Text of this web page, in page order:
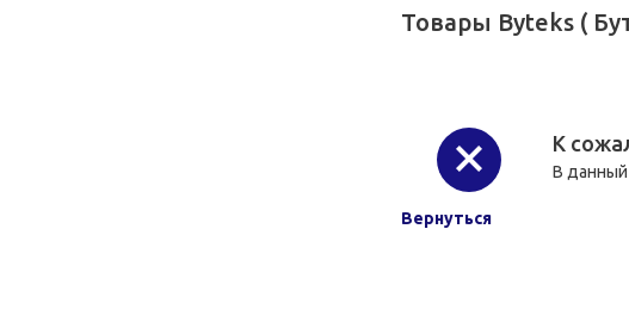
Товары Byteks (
К
В данный
Вернуться